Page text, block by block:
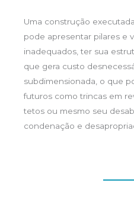
Uma construção
pode apresentar pilares e
inadequados, ter sua
que gera custo
subdimensionada, o que
futuros como trincas em
tetos ou mesmo seu
condenação e